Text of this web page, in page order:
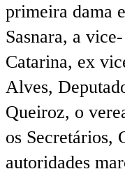
primeira dama
Sasnara, a
Catarina, ex
Alves,
Queiroz, o
os Secretários,
autoridades